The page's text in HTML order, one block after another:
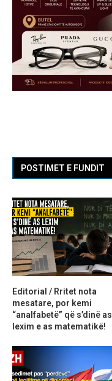
POSTIMET E FUNDIT
Editorial / Rritet nota
mesatare, por kemi
“analfabetë” që s’dinë as
lexim e as matematikë!